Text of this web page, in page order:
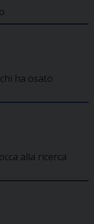
ha osato
alla ricerca